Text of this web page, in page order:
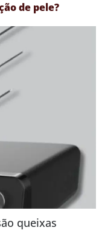
de pele?
queixas